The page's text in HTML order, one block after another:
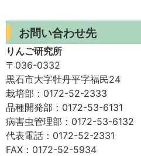
お問い合わせ先
りんご研究所
〒036-0332
黒石市大字牡丹平字福民24
栽培部：0172-52-2333
品種開発部：0172-53-6131
病害虫管理部：0172-53-6132
代表電話：0172-52-2331
FAX：0172-52-5934